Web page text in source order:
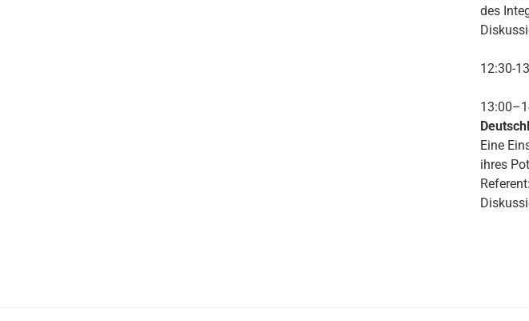
des
12:30-
Eine
ihres